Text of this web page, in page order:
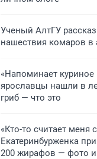
Ученый АлтГУ
нашествия комаров в
«Напоминает куриное
ярославцы нашли в
гриб — что это
«Кто-то считает меня
Екатеринбурженка
200 жирафов — фото